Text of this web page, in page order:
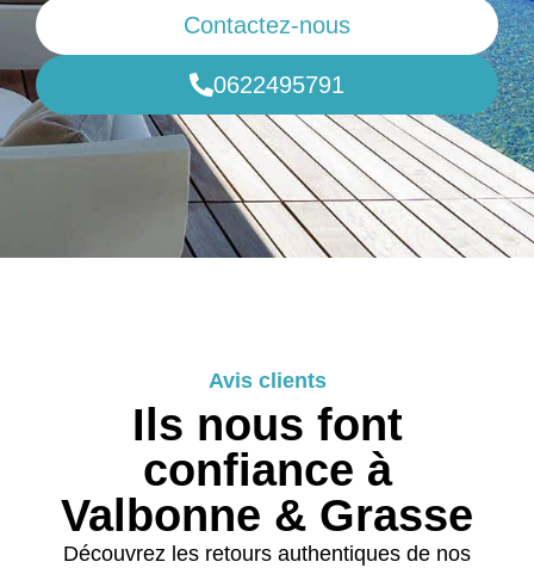
Contactez-nous
0622495791
Avis clients
Ils nous font
confiance à
Valbonne & Grasse
Découvrez les retours authentiques de nos